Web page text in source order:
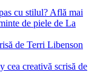
cu stilul? Află mai
de piele de La
de Terri Libenson
cea creativă scrisă de